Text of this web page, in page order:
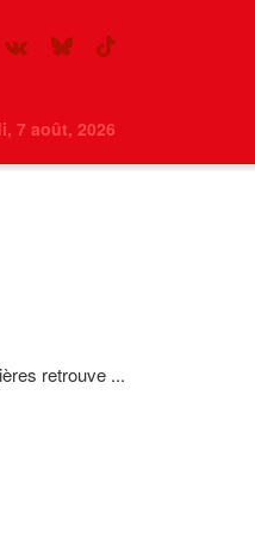
7 août, 2026
retrouve ...